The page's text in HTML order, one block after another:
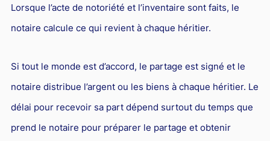
Lorsque l’acte de notoriété et l’inventaire sont faits, le
notaire calcule ce qui revient à chaque héritier.
Si tout le monde est d’accord, le partage est signé et le
notaire distribue l’argent ou les biens à chaque héritier. Le
délai pour recevoir sa part dépend surtout du temps que
prend le notaire pour préparer le partage et obtenir